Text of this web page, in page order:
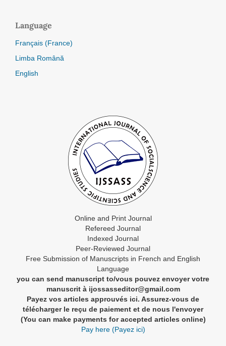
Language
Français (France)
Limba Română
English
Online and Print Journal
Refereed Journal
Indexed Journal
Peer-Reviewed Journal
Free Submission of Manuscripts in French and English
Language
you can send manuscript to/vous pouvez envoyer votre
manuscrit à ijossasseditor@gmail.com
Payez vos articles approuvés ici. Assurez-vous de
télécharger le reçu de paiement et de nous l'envoyer
(You can make payments for accepted articles online)
Pay here (Payez ici)